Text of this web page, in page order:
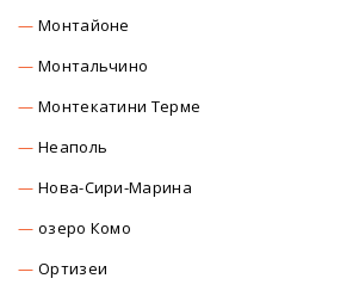
Монтайоне
Монтальчино
Монтекатини Терме
Неаполь
Нова-Сири-Марина
озеро Комо
Ортизеи